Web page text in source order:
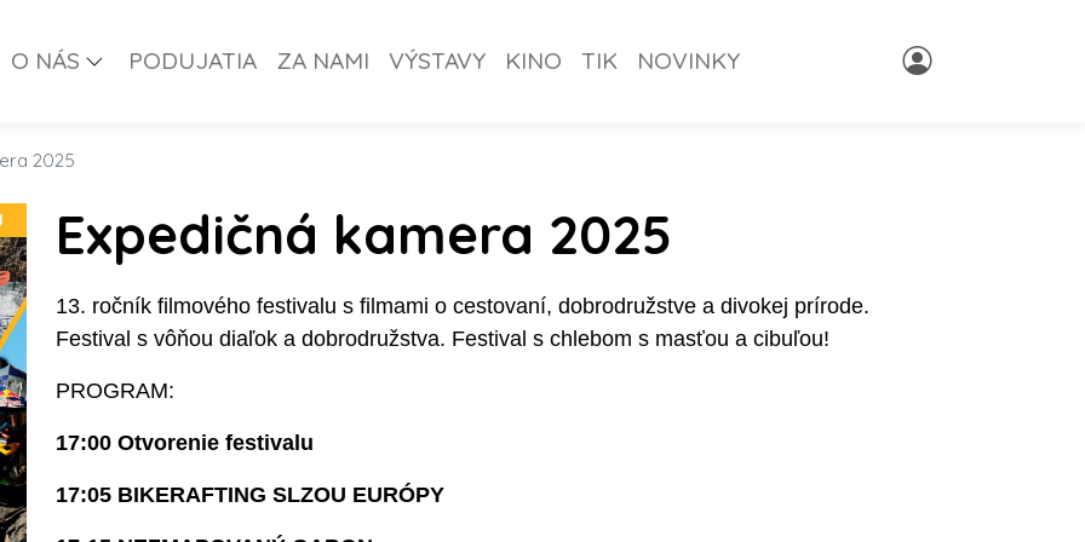
O NÁS PODUJATIA ZA NAMI VÝSTAVY KINO TIK NOVINKY
2025
Expedičná kamera 2025
13. ročník filmového festivalu s filmami o cestovaní, dobrodružstve a divokej prírode.
Festival s vôňou diaľok a dobrodružstva. Festival s chlebom s masťou a cibuľou!
PROGRAM:
17:00 Otvorenie festivalu
17:05 BIKERAFTING SLZOU EURÓPY